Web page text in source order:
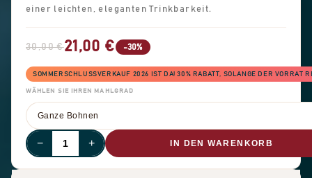
einer leichten, eleganten Trinkbarkeit.
30,00 €21,00 € -30%
SOMMERSCHLUSSVERKAUF 2026 IST DA! 30% RABATT, SOLANGE DER VORRAT
WÄHLEN SIE IHREN MAHLGRAD
− + IN DEN WARENKORB